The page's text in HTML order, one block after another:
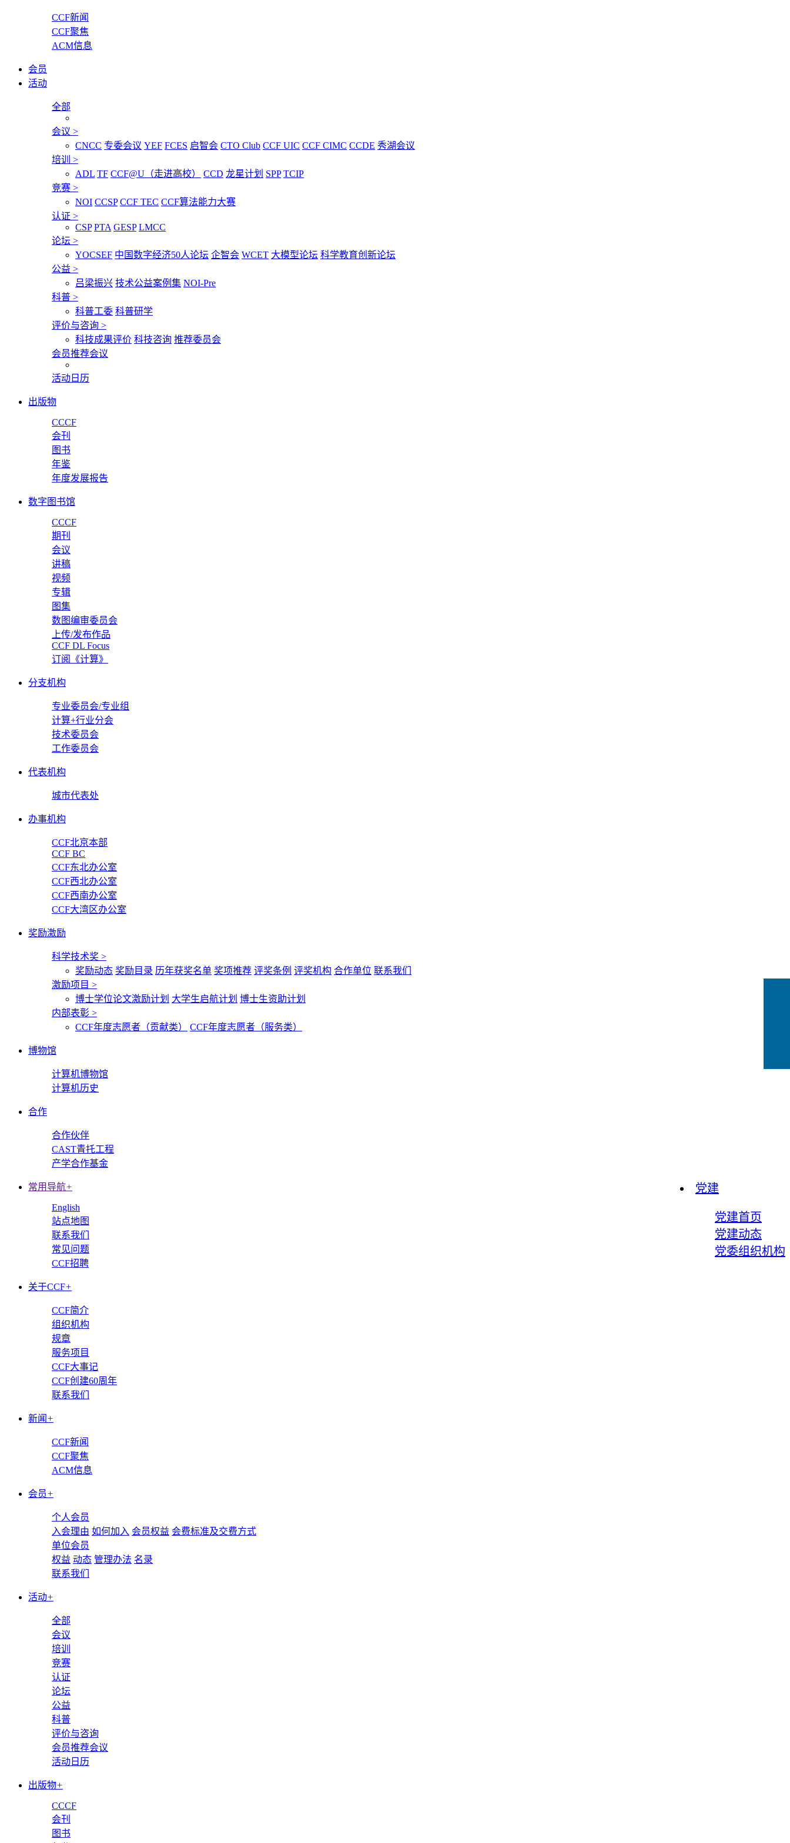
CCF新闻
CCF聚焦
ACM信息
会员
活动
全部
会议 >
CNCC 专委会议 YEF FCES 启智会 CTO Club CCF UIC CCF CIMC CCDE 秀湖会议
培训 >
ADL TF CCF@U（走进高校） CCD 龙星计划 SPP TCIP
竞赛 >
NOI CCSP CCF TEC CCF算法能力大赛
认证 >
CSP PTA GESP LMCC
论坛 >
YOCSEF 中国数字经济50人论坛 企智会 WCET 大模型论坛 科学教育创新论坛
公益 >
吕梁振兴 技术公益案例集 NOI-Pre
科普 >
科普工委 科普研学
评价与咨询 >
科技成果评价 科技咨询 推荐委员会
会员推荐会议
活动日历
出版物
CCCF
会刊
图书
年鉴
年度发展报告
数字图书馆
CCCF
期刊
会议
讲稿
视频
专辑
图集
数图编审委员会
上传/发布作品
CCF DL Focus
订阅《计算》
分支机构
专业委员会/专业组
计算+行业分会
技术委员会
工作委员会
代表机构
城市代表处
办事机构
CCF北京本部
CCF BC
CCF东北办公室
CCF西北办公室
CCF西南办公室
CCF大湾区办公室
奖励激励
科学技术奖 >
奖励动态 奖励目录 历年获奖名单 奖项推荐 评奖条例 评奖机构 合作单位 联系我们
激励项目 >
博士学位论文激励计划 大学生启航计划 博士生资助计划
内部表彰 >
CCF年度志愿者（贡献类）
CCF年度志愿者（服务类）
博物馆
计算机博物馆
计算机历史
合作
合作伙伴
CAST青托工程
产学合作基金
党建
党建首页
党建动态
党委组织机构
常用导航+
English
站点地图
联系我们
常见问题
CCF招聘
关于CCF+
CCF简介
组织机构
规章
服务项目
CCF大事记
CCF创建60周年
联系我们
新闻 +
CCF新闻
CCF聚焦
ACM信息
会员+
个人会员
入会理由 如何加入 会员权益 会费标准及交费方式
单位会员
权益 动态 管理办法 名录
联系我们
活动+
全部
会议
培训
竞赛
认证
论坛
公益
科普
评价与咨询
会员推荐会议
活动日历
出版物+
CCCF
会刊
图书